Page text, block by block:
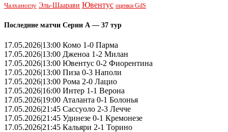
Чалханоглу Эль-Шаарави Ювентус оценки GdS
Последние матчи Серии А — 37 тур
17.05.2026|13:00 Комо 1-0 Парма
17.05.2026|13:00 Дженоа 1-2 Милан
17.05.2026|13:00 Ювентус 0-2 Фиорентина
17.05.2026|13:00 Пиза 0-3 Наполи
17.05.2026|13:00 Рома 2-0 Лацио
17.05.2026|16:00 Интер 1-1 Верона
17.05.2026|19:00 Аталанта 0-1 Болонья
17.05.2026|21:45 Сассуоло 2-3 Лечче
17.05.2026|21:45 Удинезе 0-1 Кремонезе
17.05.2026|21:45 Кальяри 2-1 Торино